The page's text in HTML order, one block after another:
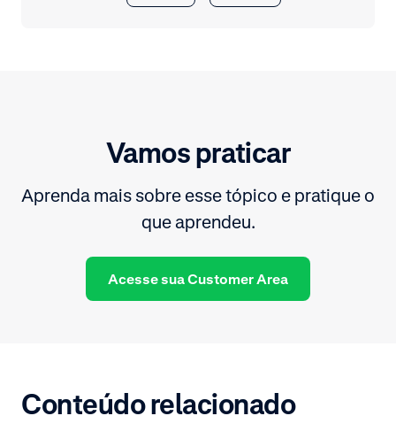
Vamos praticar
Aprenda mais sobre esse tópico e pratique o
que aprendeu.
Acesse sua Customer Area
Conteúdo relacionado